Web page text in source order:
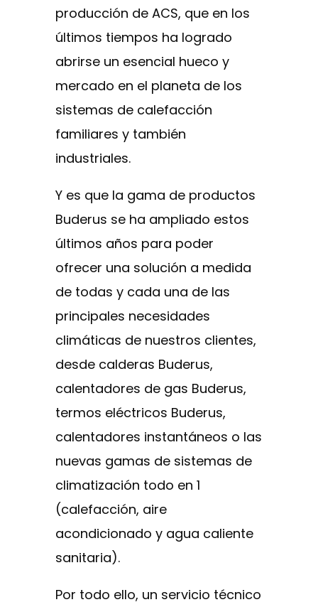
producción de ACS, que en los
últimos tiempos ha logrado
abrirse un esencial hueco y
mercado en el planeta de los
sistemas de calefacción
familiares y también
industriales.
Y es que la gama de productos
Buderus se ha ampliado estos
últimos años para poder
ofrecer una solución a medida
de todas y cada una de las
principales necesidades
climáticas de nuestros clientes,
desde calderas Buderus,
calentadores de gas Buderus,
termos eléctricos Buderus,
calentadores instantáneos o las
nuevas gamas de sistemas de
climatización todo en 1
(calefacción, aire
acondicionado y agua caliente
sanitaria).
Por todo ello, un servicio técnico